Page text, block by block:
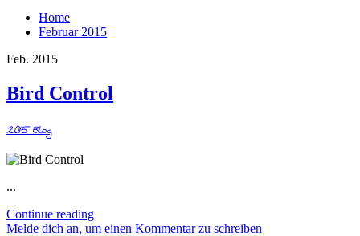
Home
Februar 2015
Feb. 2015
Bird Control
2015Blog
...
Continue reading
Melde dich an, um einen Kommentar zu schreiben